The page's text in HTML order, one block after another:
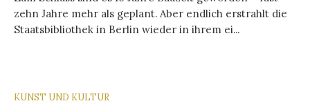
zehn Jahre mehr als geplant. Aber endlich erstrahlt die
Staatsbibliothek in Berlin wieder in ihrem ei...
KUNST UND KULTUR